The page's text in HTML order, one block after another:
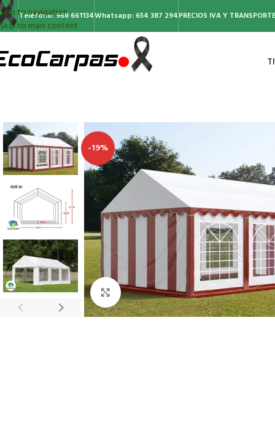
Skip to navigation
Skip to main content
Teléfono: 968 661134Whatsapp: 654 387 294PRECIOS IVA Y
-19%
Clic para ampliar